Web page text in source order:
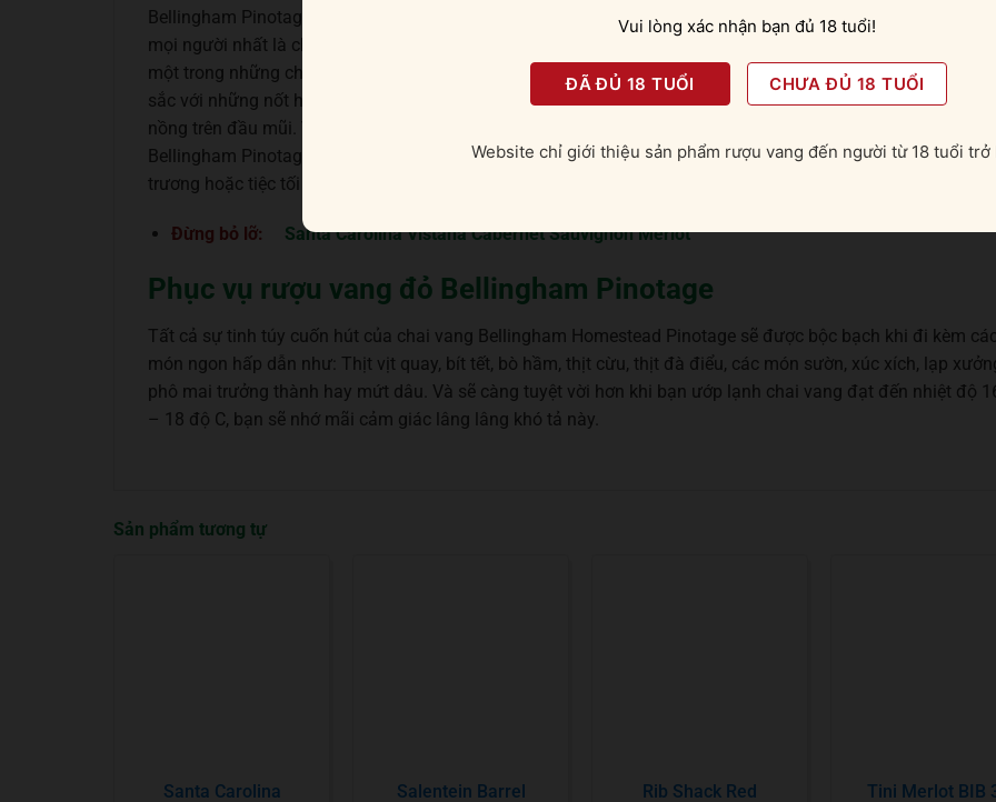
Bellingham Pinotage là một chai vang có nồng độ cao đến 14.5% Vol, sẽ không thực sự phù hợp với tất cả
mọi người nhất là chị em phụ nữ có tửu lượng yếu. Tuy nhiên nếu bạn là người sành vang thì chắc chắn đây
một trong những chai rượu đáng thưởng thức. Hương vị đặc trưng của quả nho Pinotage được thể hiện xuất
sắc với những nốt hương của quả mâm xôi, quả mận chín, ít cà phê, vị vani ngọt thơm và cả mùi gỗ sồi cay
nồng trên đầu mũi. Vang thể hiện một cấu trúc cân bằng, tannin mượt mà và đầy ấn tượng. Chính xác rượu
Bellingham Pinotage sẽ là lựa chọn thú vị dành cho những bữa tiệc quan trọng như tiệc cưới, sinh nhật, khai
trương hoặc tiệc tối tại gia.
Đừng bỏ lỡ: Santa Carolina Vistana Cabernet Sauvignon Merlot
Phục vụ rượu vang đỏ Bellingham Pinotage
Tất cả sự tinh túy cuốn hút của chai vang Bellingham Homestead Pinotage sẽ được bộc bạch khi đi kèm các
món ngon hấp dẫn như: Thịt vịt quay, bít tết, bò hầm, thịt cừu, thịt đà điểu, các món sườn, xúc xích, lạp
phô mai trưởng thành hay mứt dâu. Và sẽ càng tuyệt vời hơn khi bạn ướp lạnh chai vang đạt đến nhiệt độ
– 18 độ C, bạn sẽ nhớ mãi cảm giác lâng lâng khó tả này.
Sản phẩm tương tự
Santa Carolina Salentein Barrel Rib Shack Red Tini Merlot BIB
Vui lòng xác nhận bạn đủ 18 tuổi!
ĐÃ ĐỦ 18 TUỔI CHƯA ĐỦ 18 TUỔI
Website chỉ giới thiệu sản phẩm rượu vang đến người từ 18 tuổi trở